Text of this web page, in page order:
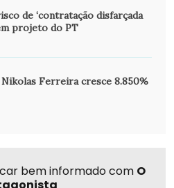
de ‘contratação disfarçada
projeto do PT
Ferreira cresce 8.850%
bem informado com O